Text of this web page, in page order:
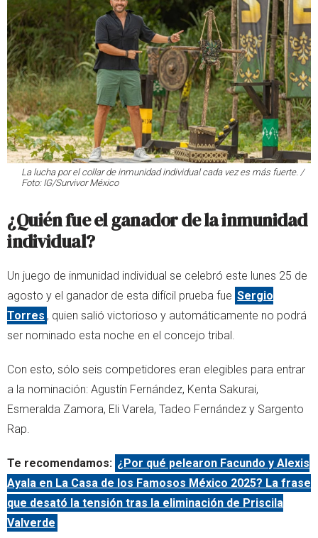
La lucha por el collar de inmunidad individual cada vez es más fuerte. /
Foto: IG/Survivor México
¿Quién fue el ganador de la inmunidad
individual?
Un juego de inmunidad individual se celebró este lunes 25 de
agosto y el ganador de esta difícil prueba fue Sergio
Torres , quien salió victorioso y automáticamente no podrá
ser nominado esta noche en el concejo tribal.
Con esto, sólo seis competidores eran elegibles para entrar
a la nominación: Agustín Fernández, Kenta Sakurai,
Esmeralda Zamora, Eli Varela, Tadeo Fernández y Sargento
Rap.
Te recomendamos: ¿Por qué pelearon Facundo y Alexis
Ayala en La Casa de los Famosos México 2025? La frase
que desató la tensión tras la eliminación de Priscila
Valverde